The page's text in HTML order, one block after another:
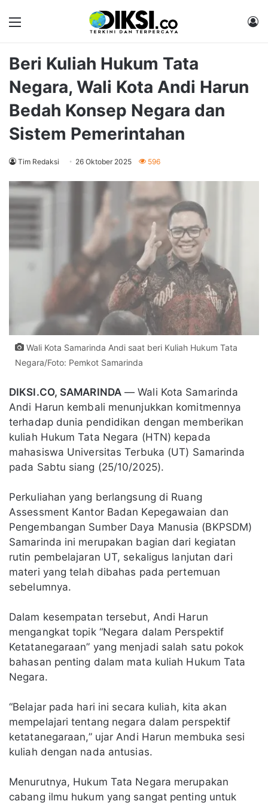
Menu
Beri Kuliah Hukum Tata
Negara, Wali Kota Andi Harun
Bedah Konsep Negara dan
Sistem Pemerintahan
Tim Redaksi 26 Oktober 2025 596
Wali Kota Samarinda Andi saat beri Kuliah Hukum Tata
Negara/Foto: Pemkot Samarinda
DIKSI.CO, SAMARINDA— Wali Kota Samarinda
Andi Harun kembali menunjukkan komitmennya
terhadap dunia pendidikan dengan memberikan
kuliah Hukum Tata Negara (HTN) kepada
mahasiswa Universitas Terbuka (UT) Samarinda
pada Sabtu siang (25/10/2025).
Perkuliahan yang berlangsung di Ruang
Assessment Kantor Badan Kepegawaian dan
Pengembangan Sumber Daya Manusia (BKPSDM)
Samarinda ini merupakan bagian dari kegiatan
rutin pembelajaran UT, sekaligus lanjutan dari
materi yang telah dibahas pada pertemuan
sebelumnya.
Dalam kesempatan tersebut, Andi Harun
mengangkat topik “Negara dalam Perspektif
Ketatanegaraan” yang menjadi salah satu pokok
bahasan penting dalam mata kuliah Hukum Tata
Negara.
“Belajar pada hari ini secara kuliah, kita akan
mempelajari tentang negara dalam perspektif
ketatanegaraan,” ujar Andi Harun membuka sesi
kuliah dengan nada antusias.
Menurutnya, Hukum Tata Negara merupakan
cabang ilmu hukum yang sangat penting untuk